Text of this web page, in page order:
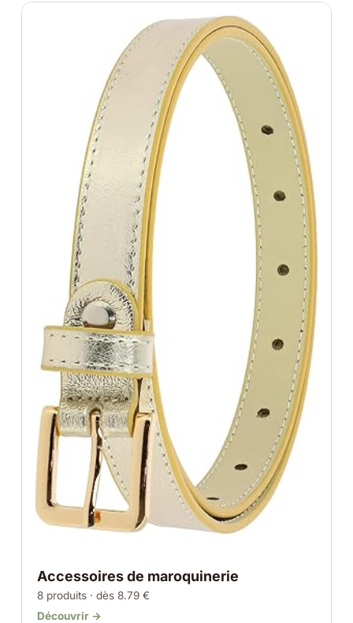
Accessoires de maroquinerie
8 produits · dès 8.79 €
Découvrir →